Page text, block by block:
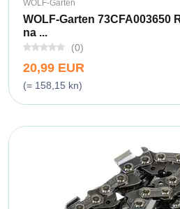
WOLF-Garten
WOLF-Garten 73CFA003650
na ...
(0)
20,99 EUR
(= 158,15 kn)